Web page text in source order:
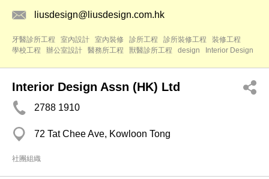
liusdesign@liusdesign.com.hk
牙醫診所工程 室內設計 室內裝修 診所工程 診所裝修工程
裝修工程
學校工程
辦公室設計 醫務所工程 獸醫診所工程 design Interior Design
Interior Design Assn (HK) Ltd
2788 1910
72 Tat Chee Ave, Kowloon Tong
社團組織